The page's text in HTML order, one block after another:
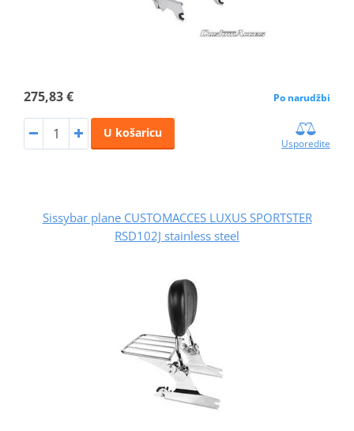
275,83 € Po narudžbi
U košaricu
Usporedite
Sissybar plane CUSTOMACCES LUXUS SPORTSTER
RSD102J stainless steel